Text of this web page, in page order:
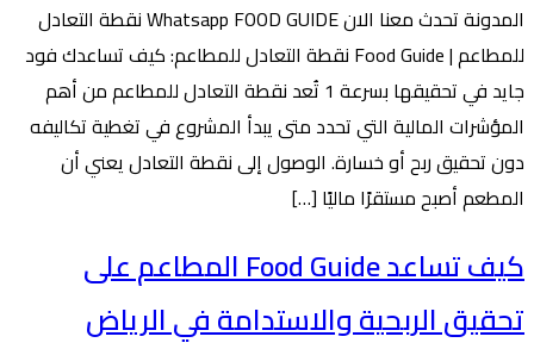
المدونة تحدث معنا الان Whatsapp FOOD GUIDE نقطة التعادل
للمطاعم | Food Guide نقطة التعادل للمطاعم: كيف تساعدك فود
جايد في تحقيقها بسرعة 1 تُعد نقطة التعادل للمطاعم من أهم
المؤشرات المالية التي تحدد متى يبدأ المشروع في تغطية تكاليفه
دون تحقيق ربح أو خسارة. الوصول إلى نقطة التعادل يعني أن
المطعم أصبح مستقرًا ماليًا […]
كيف تساعد Food Guide المطاعم على
تحقيق الربحية والاستدامة في الرياض